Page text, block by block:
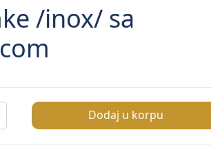
/inox/ sa
Dodaj u korpu